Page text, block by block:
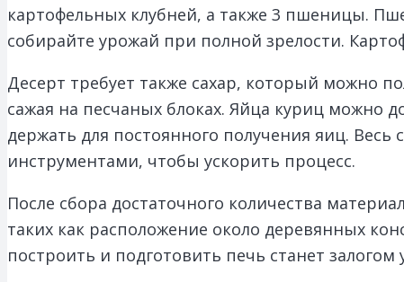
картофельных клубней, а также 3 пшеницы.
собирайте урожай при полной зрелости.
Десерт требует также сахар, который можно
сажая на песчаных блоках. Яйца куриц можно
держать для постоянного получения яиц. Весь
инструментами, чтобы ускорить процесс.
После сбора достаточного количества
таких как расположение около деревянных
построить и подготовить печь станет